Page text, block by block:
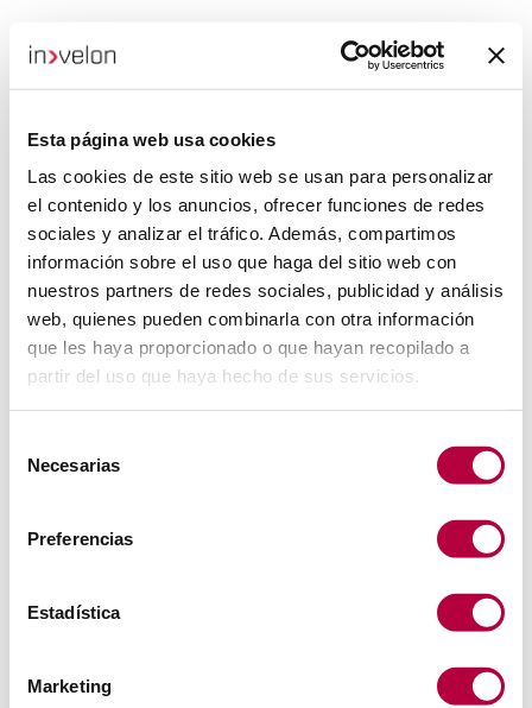
Esta página web usa cookies
Las cookies de este sitio web se usan para personalizar
el contenido y los anuncios, ofrecer funciones de redes
sociales y analizar el tráfico. Además, compartimos
información sobre el uso que haga del sitio web con
nuestros partners de redes sociales, publicidad y análisis
web, quienes pueden combinarla con otra información
que les haya proporcionado o que hayan recopilado a
partir del uso que haya hecho de sus servicios.
Necesarias
Preferencias
Estadística
Marketing